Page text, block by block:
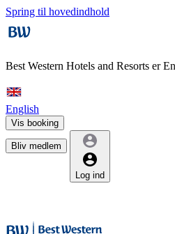
Spring til hovedindhold
Best Western Hotels and Resorts er
English
Vis booking
Bliv medlem
Log ind